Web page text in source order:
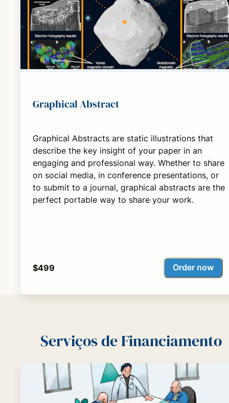
Graphical Abstract
Graphical Abstracts are static illustrations that
describe the key insight of your paper in an
engaging and professional way. Whether to share
on social media, in conference presentations, or
to submit to a journal, graphical abstracts are the
perfect portable way to share your work.
$499 Order now
Serviços de Financiamento